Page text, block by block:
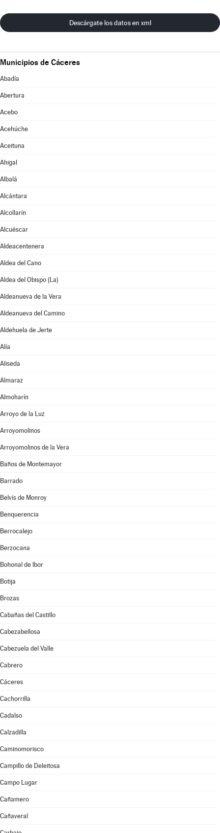
Descárgate los datos en xml
Municipios de Cáceres
Abadía
Abertura
Acebo
Acehúche
Aceituna
Ahigal
Albalá
Alcántara
Alcollarín
Alcuéscar
Aldeacentenera
Aldea del Cano
Aldea del Obispo (La)
Aldeanueva de la Vera
Aldeanueva del Camino
Aldehuela de Jerte
Alía
Aliseda
Almaraz
Almoharín
Arroyo de la Luz
Arroyomolinos
Arroyomolinos de la Vera
Baños de Montemayor
Barrado
Belvís de Monroy
Benquerencia
Berrocalejo
Berzocana
Bohonal de Ibor
Botija
Brozas
Cabañas del Castillo
Cabezabellosa
Cabezuela del Valle
Cabrero
Cáceres
Cachorrilla
Cadalso
Calzadilla
Caminomorisco
Campillo de Deleitosa
Campo Lugar
Cañamero
Cañaveral